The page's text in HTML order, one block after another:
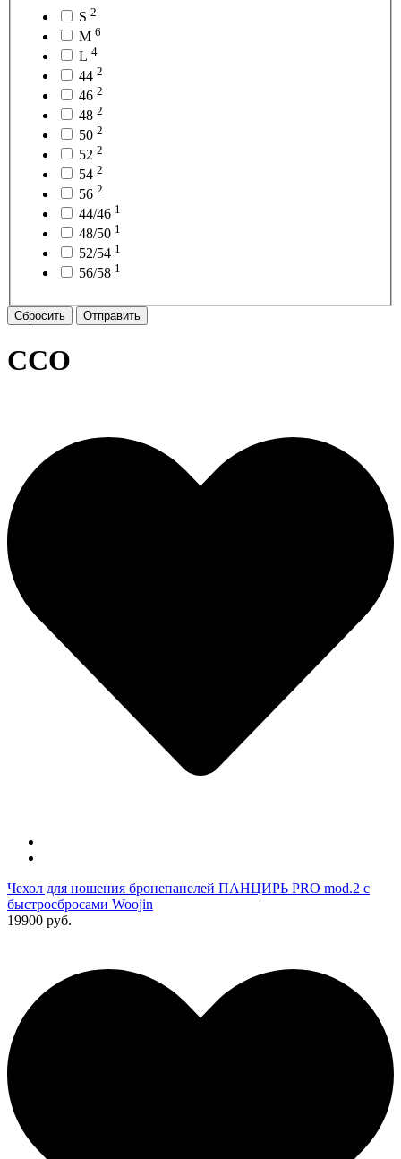
S 2
M 6
L 4
44 2
46 2
48 2
50 2
52 2
54 2
56 2
44/46 1
48/50 1
52/54 1
56/58 1
Сбросить Отправить
ССО
Чехол для ношения бронепанелей ПАНЦИРЬ PRO mod.2 с
быстросбросами Woojin
19900 руб.